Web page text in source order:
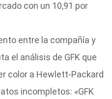
con un 10,91 por
entre la compañía y
el análisis de GFK que
color a Hewlett-Packard
incompletos: «GFK